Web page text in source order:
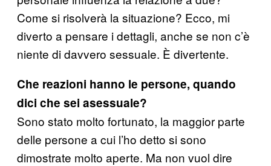
Come si risolverà la situazione? Ecco, mi
diverto a pensare i dettagli, anche se non c’è
niente di davvero sessuale. È divertente.
Che reazioni hanno le persone, quando
dici che sei asessuale?
Sono stato molto fortunato, la maggior parte
delle persone a cui l’ho detto si sono
dimostrate molto aperte. Ma non vuol dire